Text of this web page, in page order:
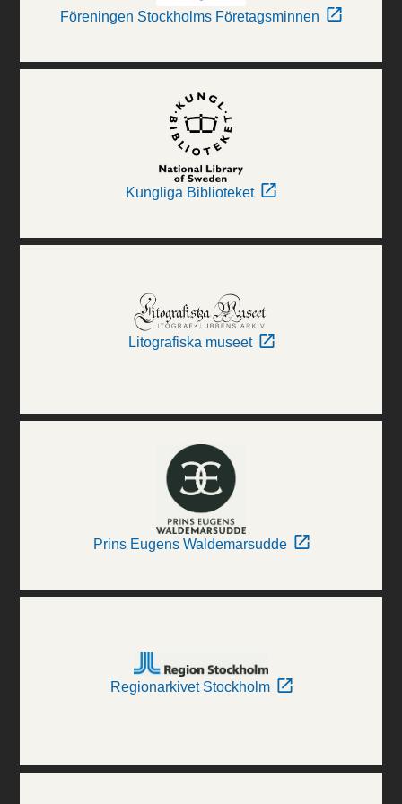
Föreningen Stockholms Företagsminnen
Kungliga Biblioteket
Litografiska museet
Prins Eugens Waldemarsudde
Regionarkivet Stockholm